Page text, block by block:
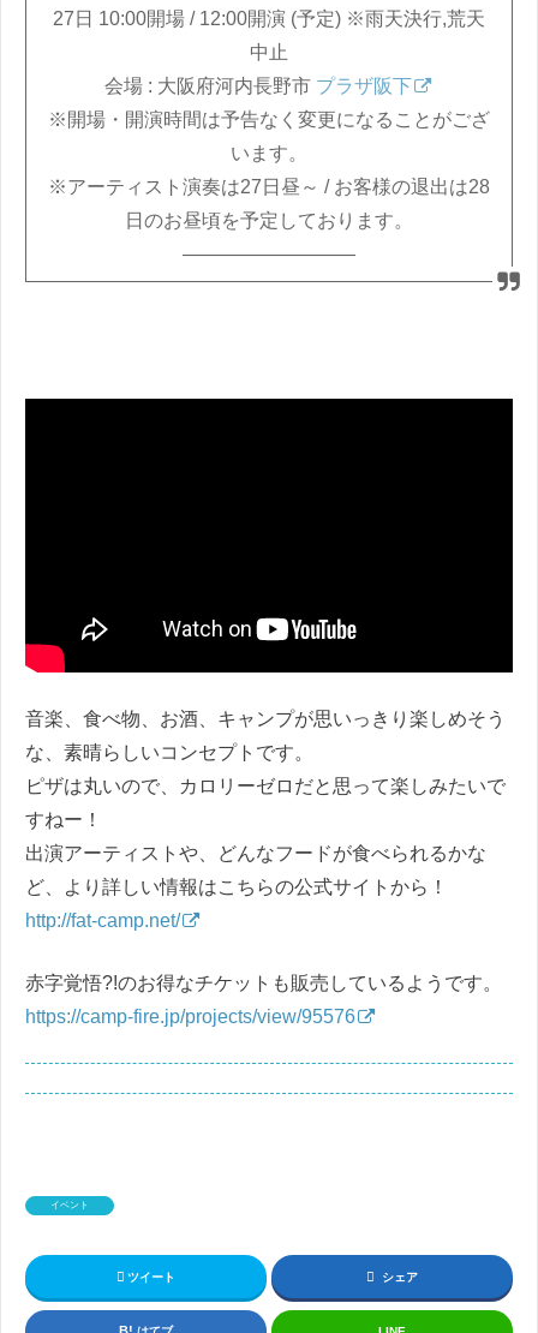
27日 10:00開場 / 12:00開演 (予定) ※雨天決行,荒天
中止
会場 : 大阪府河内長野市 プラザ阪下
※開場・開演時間は予告なく変更になることがござ
います。
※アーティスト演奏は27日昼～ / お客様の退出は28
日のお昼頃を予定しております。
—————————
音楽、食べ物、お酒、キャンプが思いっきり楽しめそう
な、素晴らしいコンセプトです。
ピザは丸いので、カロリーゼロだと思って楽しみたいで
すねー！
出演アーティストや、どんなフードが食べられるかな
ど、より詳しい情報はこちらの公式サイトから！
http://fat-camp.net/
赤字覚悟?!のお得なチケットも販売しているようです。
https://camp-fire.jp/projects/view/95576
イベント
ツイート シェア